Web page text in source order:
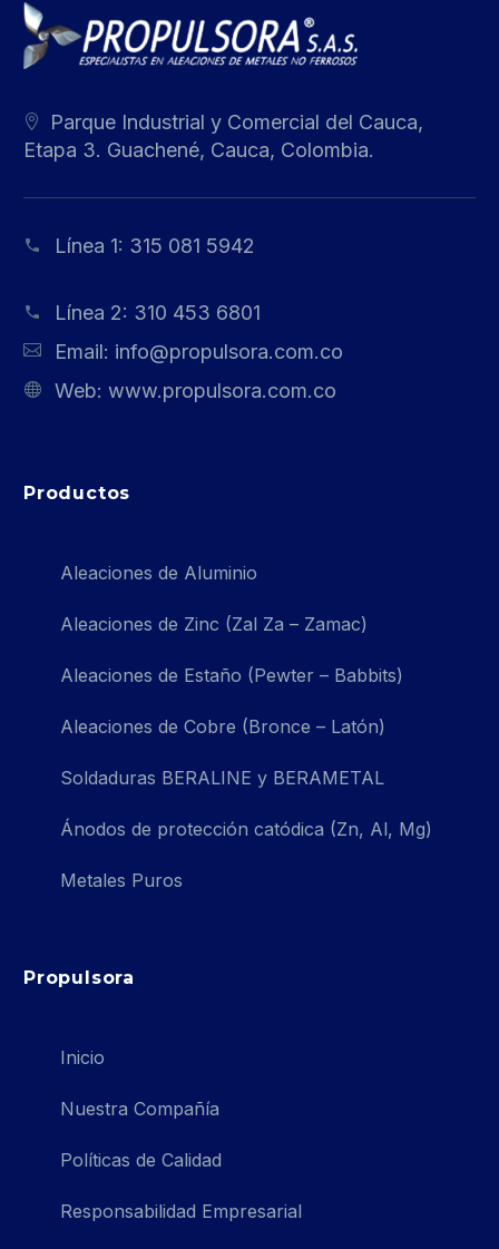
Parque Industrial y Comercial del Cauca,
Etapa 3. Guachené, Cauca, Colombia.
Línea 1: 315 081 5942
Línea 2: 310 453 6801
Email: info@propulsora.com.co
Web: www.propulsora.com.co
Productos
Aleaciones de Aluminio
Aleaciones de Zinc (Zal Za – Zamac)
Aleaciones de Estaño (Pewter – Babbits)
Aleaciones de Cobre (Bronce – Latón)
Soldaduras BERALINE y BERAMETAL
Ánodos de protección catódica (Zn, Al, Mg)
Metales Puros
Propulsora
Inicio
Nuestra Compañía
Políticas de Calidad
Responsabilidad Empresarial